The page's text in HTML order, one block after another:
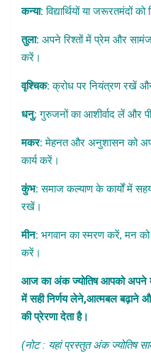
कन्या: विद्यार्थियों या जरूरतमंदों
तुला: अपने रिश्तों में प्रेम और
करें।
वृश्चिक: क्रोध पर नियंत्रण रखें
धनु: गुरुजनों का आशीर्वाद लें और
मकर: मेहनत और अनुशासन को
कार्य करें।
कुंभ: समाज कल्याण के कार्यों में
रखें।
मीन: भगवान का स्मरण करें, मन
करें।
आज का अंक ज्योतिष आपको अपने
में सही निर्णय लेने,आत्मबल बढ़ाने
की प्रेरणा देता है।
(नोट : यहां प्रस्तुत अंक ज्योतिष